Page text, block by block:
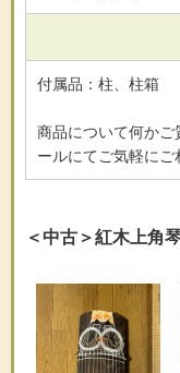
付属品：柱、柱箱
商品について何かご
ールにてご気軽にご
＜中古＞紅木上角